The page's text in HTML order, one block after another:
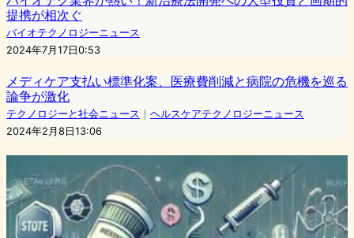
提携が相次ぐ
バイオテクノロジーニュース
2024年7月17日0:53
メディケア支払い標準化案、医療費削減と病院の危機を巡る
論争が激化
テクノロジーと社会ニュース ｜ ヘルスケアテクノロジーニュース
2024年2月8日13:06